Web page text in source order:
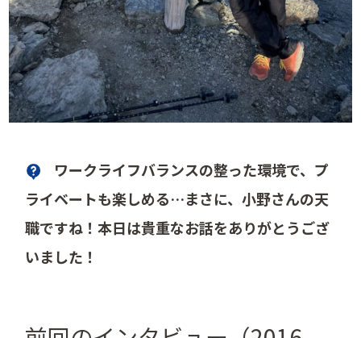
ワークライフバランスの整った環境で、プ
ライベートも楽しめる…まさに、小野さんの天
職ですね！本日は貴重なお話をありがとうござ
いました！